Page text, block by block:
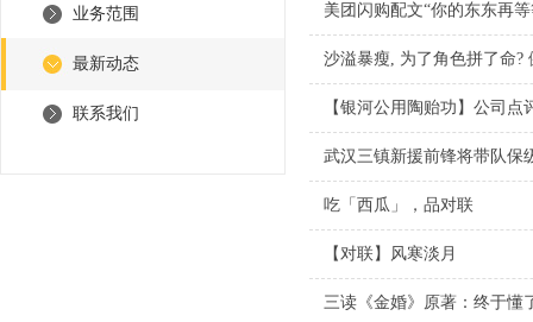
业务范围
最新动态
联系我们
美团闪购配文“你的东东再
沙溢暴瘦, 为了角色拼了命?
【银河公用陶贻功】公司
武汉三镇新援前锋将带队保
吃「西瓜」，品对联
【对联】风寒淡月
三读《金婚》原著：终于懂